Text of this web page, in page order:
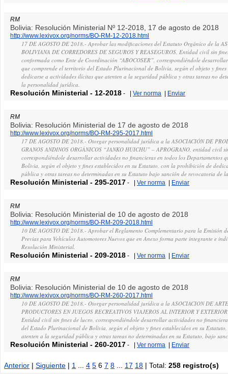
RM
Bolivia: Resolución Ministerial Nº 12-2018, 17 de agosto de 2018
http://www.lexivox.org/norms/BO-RM-12-2018.html
17 DE AGOSTO DE 2018.- Aprobar las modificaciones del Estatuto Orgánico de la
BOLIVIANA DE CORREDORES DE SEGUROS Y REASEGUROS, Entidad civil sin
conformada como Ente de Coordinación “ABOCOSER”, correspondiéndole
que comprende el territorio del Estado Plurinacional de Bolivia, según el objeto y
dedicarse a actividades ilícitas que atenten a la seguridad pública y otras tareas no
la personalidad jurídica.
Resolución Ministerial - 12-2018 - |Ver norma | Enviar
RM
Bolivia: Resolución Ministerial de 17 de agosto de 2018
http://www.lexivox.org/norms/BO-RM-295-2017.html
17 DE AGOSTO DE 2018.- Otorgar personalidad jurídica a la ASOCIACIÓN DE
GRANOS ANDINOS ORGÁNICOS “JANKO HUICHU” – APROGRANO, entidad civil
correspondiéndole desarrollar actividades no financieras en todos los
Bolivia, según el objeto y fines establecidos en su Estatuto, con la prohibición de
pública y otras tareas no determinadas en su Estatuto bajo sanción de revocatoria de
Resolución Ministerial -295-2017 - |Ver norma | Enviar
RM
Bolivia: Resolución Ministerial de 10 de agosto de 2018
http://www.lexivox.org/norms/BO-RM-209-2018.html
10 DE AGOSTO DE 2018.- Aprobar el Reglamento Complementario para la Emisión
Previas para Vehículos Automotores Nuevos que en Anexo forma parte integrante e
Resolución Ministerial.
Resolución Ministerial -209-2018 - |Ver norma | Enviar
RM
Bolivia: Resolución Ministerial de 10 de agosto de 2018
http://www.lexivox.org/norms/BO-RM-260-2017.html
10 DE AGOSTO DE 2018.- Otorgar personalidad jurídica a la ASOCIACION DE
PRODUCTORES EN JUEGOS RECREATIVOS VIAJEROS AL INTERIOR Y
Entidad civil sin fines de lucro, correspondiéndole desarrollar actividades no
del Estado Plurinacional de Bolivia, según el objeto y fines establecidos en su
atenten a la seguridad pública y otras tareas no determinadas en su Estatuto, bajo
Resolución Ministerial -260-2017 - |Ver norma | Enviar
Anterior |Siguiente | 1 ...4 5 67 8 17 18 | Total:258 registro(s)